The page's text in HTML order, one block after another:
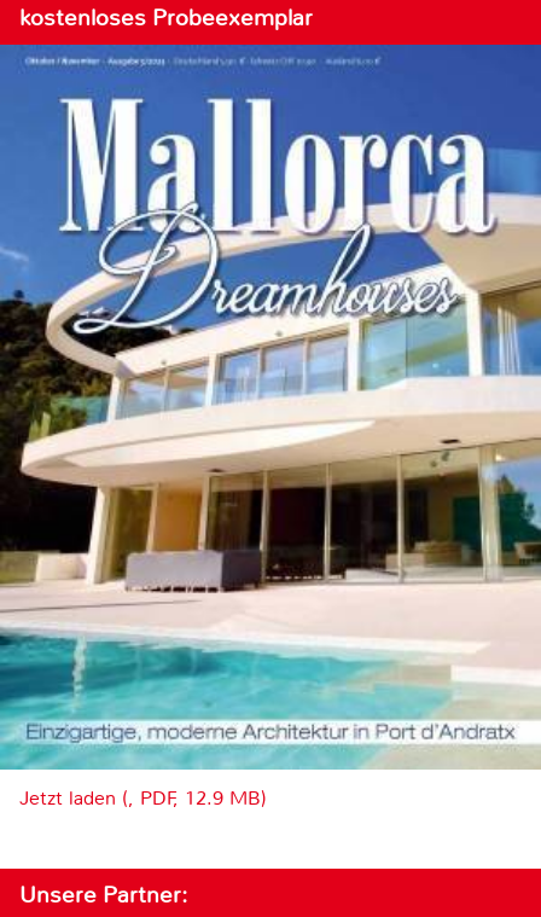
kostenloses Probeexemplar
Jetzt laden (, PDF, 12.9 MB)
Unsere Partner: